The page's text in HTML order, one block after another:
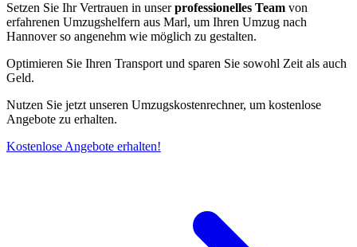
Setzen Sie Ihr Vertrauen in unserprofessionelles Team von
erfahrenen Umzugshelfern aus Marl, um Ihren Umzug nach
Hannover so angenehm wie möglich zu gestalten.
Optimieren Sie Ihren Transport und sparen Sie sowohl Zeit als auch
Geld.
Nutzen Sie jetzt unseren Umzugskostenrechner, um kostenlose
Angebote zu erhalten.
Kostenlose Angebote erhalten!